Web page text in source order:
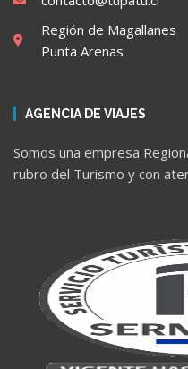
Región de Magallanes
Punta Arenas
AGENCIA DE VIAJES
Somos una empresa
rubro del Turismo y con